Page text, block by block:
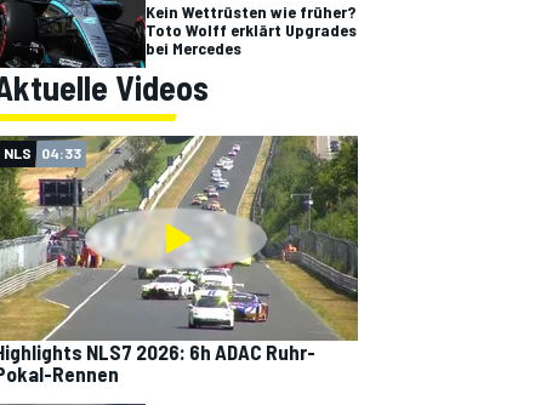
Kein Wettrüsten wie früher?
Toto Wolff erklärt Upgrades
bei Mercedes
Videos
NLS 04:33
NLS7 2026: 6h ADAC Ruhr-
Rennen